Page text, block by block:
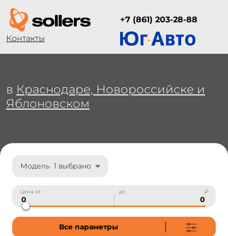
+7 (861) 203-28-88
Контакты
в Краснодаре, Новороссийске и
Яблоновском
Модель 1 выбрано
Цена от до ₽
Все параметры